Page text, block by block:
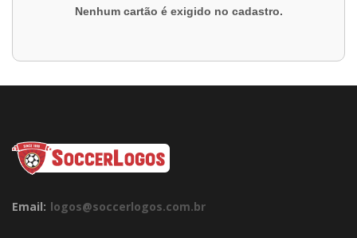
Nenhum cartão é exigido no cadastro.
Email: logos@soccerlogos.com.br